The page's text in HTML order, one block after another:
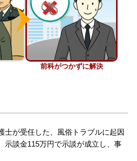
護士に依頼
で解決したい
前科がつかずに解決
士が受任した、風俗トラブルに起因
示談金115万円で示談が成立し、事